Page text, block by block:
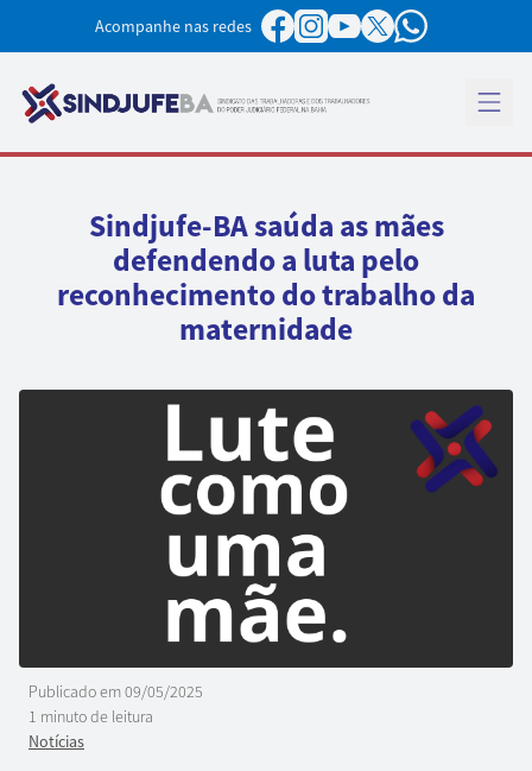
Acompanhe nas redes
Abrir
Sindjufe-BA saúda as mães
defendendo a luta pelo
reconhecimento do trabalho da
maternidade
Publicado em09/05/2025
1 minuto de leitura
Notícias